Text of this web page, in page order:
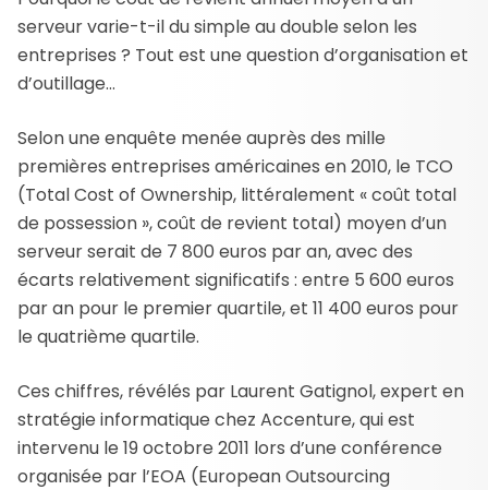
serveur varie-t-il du simple au double selon les
entreprises ? Tout est une question d’organisation et
d’outillage…
Selon une enquête menée auprès des mille
premières entreprises américaines en 2010, le TCO
(Total Cost of Ownership, littéralement « coût total
de possession », coût de revient total) moyen d’un
serveur serait de 7 800 euros par an, avec des
écarts relativement significatifs : entre 5 600 euros
par an pour le premier quartile, et 11 400 euros pour
le quatrième quartile.
Ces chiffres, révélés par Laurent Gatignol, expert en
stratégie informatique chez Accenture, qui est
intervenu le 19 octobre 2011 lors d’une conférence
organisée par l’EOA (European Outsourcing